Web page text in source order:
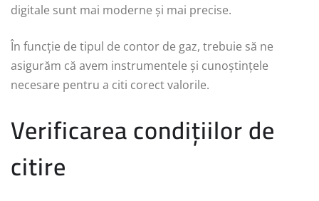
digitale sunt mai moderne și mai precise.
În funcție de tipul de contor de gaz, trebuie să ne
asigurăm că avem instrumentele și cunoștințele
necesare pentru a citi corect valorile.
Verificarea condițiilor de
citire